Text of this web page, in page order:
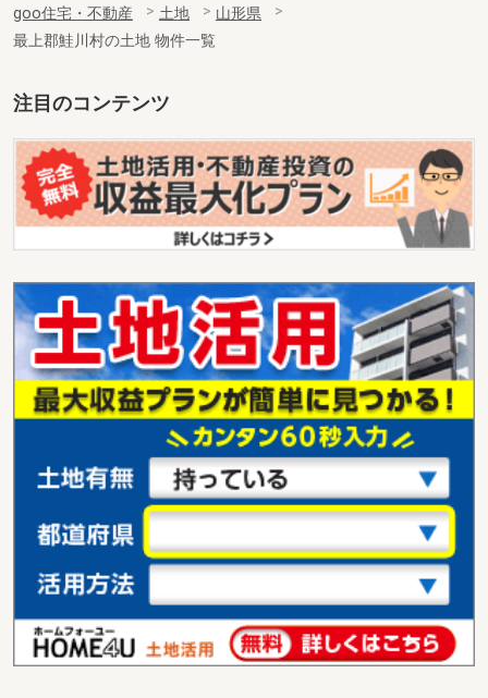
goo住宅・不動産 土地
山形県
最上郡鮭川村の土地 物件一覧
注目のコンテンツ